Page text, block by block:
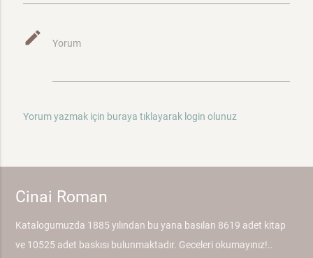
mode_edit Yorum
Yorum yazmak için buraya tıklayarak login olunuz
Cinai Roman
Katalogumuzda 1885 yılından bu yana basılan 8619 adet kitap
ve 10525 adet baskısı bulunmaktadır. Geceleri okumayınız!..